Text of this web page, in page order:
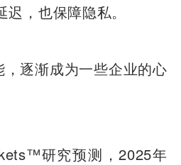
，也保障隐私。
，逐渐成为一些企业的心
研究预测，2025年